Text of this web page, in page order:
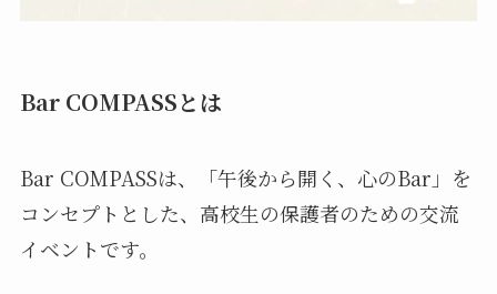
Bar COMPASSとは
Bar COMPASSは、「午後から開く、心のBar」を
コンセプトとした、高校生の保護者のための交流
イベントです。